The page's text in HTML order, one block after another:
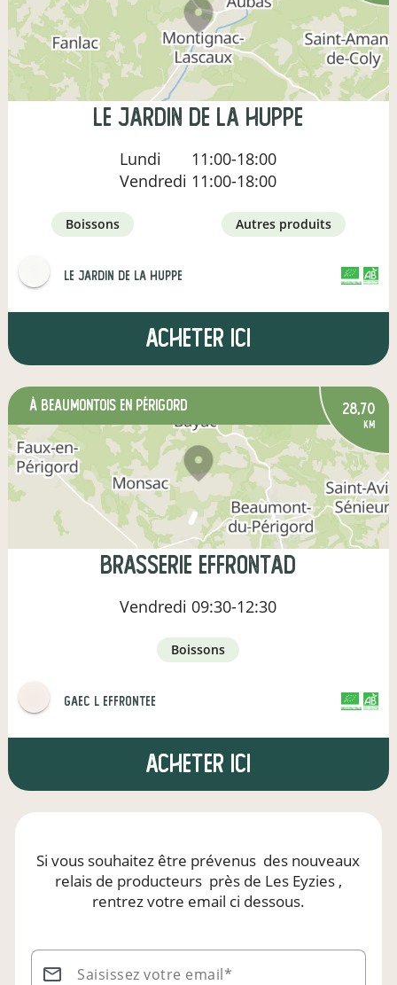
Le jardin de la Huppe
Lundi
11:00-18:00
Vendredi 11:00-18:00
boissons autres produits
LE JARDIN DE LA HUPPE CERTIFIÉ PAR FR-BIO-01
AGRICULTURE FRANCE
Acheter ici
à Beaumontois en Périgord 28,70
km
brasserie effrontad
Vendredi 09:30-12:30
boissons
gaec l effrontee
Acheter ici
Si vous souhaitez être prévenus des nouveaux
relais de producteurs près de Les Eyzies,
rentrez votre email ci dessous.
Saisissez votre email*